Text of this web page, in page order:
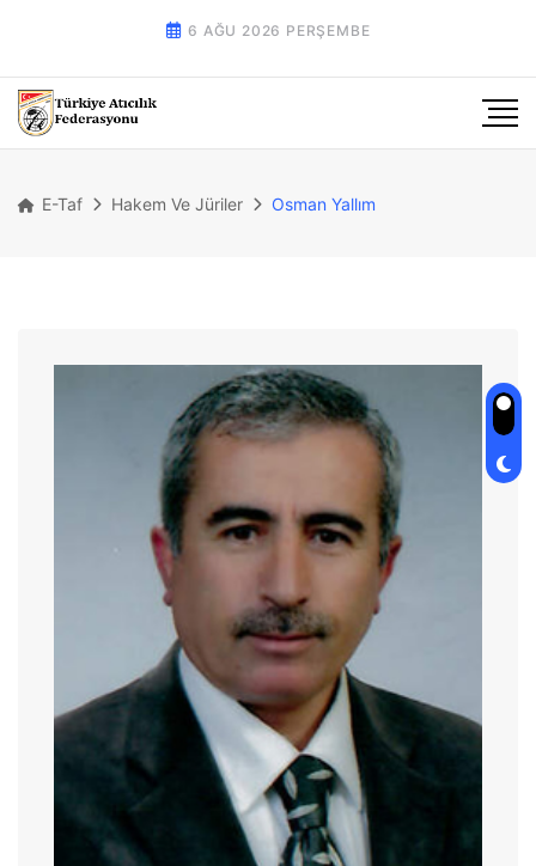
6 AĞU 2026 PERŞEMBE
E-Taf Hakem Ve Jüriler Osman Yallım